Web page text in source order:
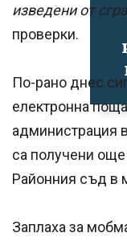
изведени от
проверки.
По-рано днес
електронна
администрация
са получени
Районния съд в
Заплаха за